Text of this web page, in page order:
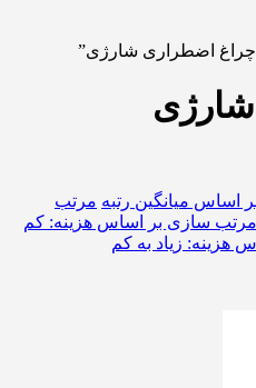
اضطراری شارژی”
اساس میانگین رتبه مرتب
مرتب سازی بر اساس هزینه: کم
هزینه: زیاد به کم